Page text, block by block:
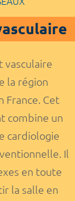
vasculaire
la région
France. Cet
combine un
cardiologie
Il
en toute
la salle en